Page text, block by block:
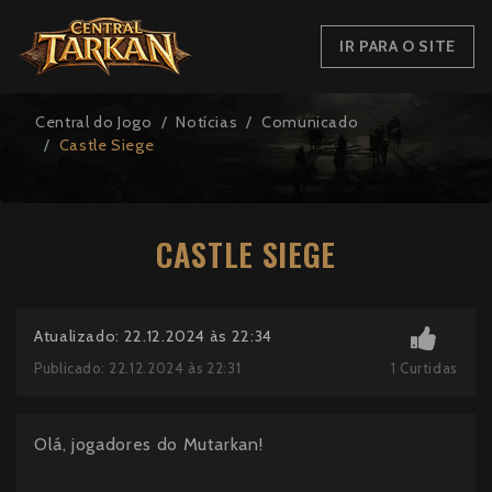
IR PARA O SITE
Central do Jogo Notícias
Comunicado
Castle Siege
CASTLE SIEGE
Atualizado: 22.12.2024 às 22:34
Publicado: 22.12.2024 às 22:31 1 Curtidas
Olá, jogadores do Mutarkan!